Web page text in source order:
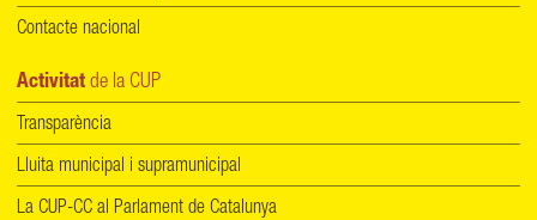
Contacte nacional
Activitat de la CUP
Transparència
Lluita municipal i supramunicipal
La CUP-CC al Parlament de Catalunya